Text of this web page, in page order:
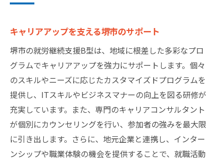
キャリアアップを支える堺市のサポート
堺市の就労継続支援B型は、地域に根差した多彩なプロ
グラムでキャリアアップを強力にサポートします。個々
のスキルやニーズに応じたカスタマイズドプログラムを
提供し、ITスキルやビジネスマナーの向上を図る研修が
充実しています。また、専門のキャリアコンサルタント
が個別にカウンセリングを行い、参加者の強みを最大限
に引き出します。さらに、地元企業と連携し、インター
ンシップや職業体験の機会を提供することで、就職活動